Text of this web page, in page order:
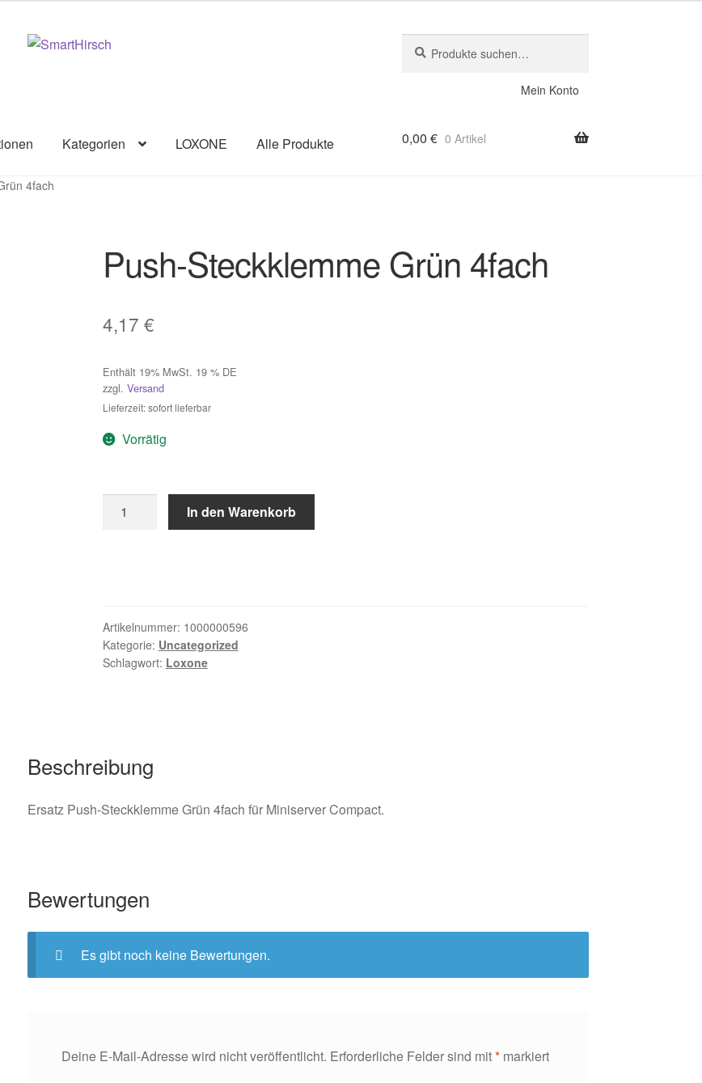
nach:
Mein Konto
Kategorien LOXONE Alle Produkte 0,00 € 0 Artikel
4fach
Push-Steckklemme Grün 4fach
4,17 €
Enthält 19% MwSt. 19 % DE
zzgl. Versand
Lieferzeit: sofort lieferbar
Vorrätig
In den Warenkorb
Artikelnummer: 1000000596
Kategorie: Uncategorized
Schlagwort: Loxone
Beschreibung
Ersatz Push-Steckklemme Grün 4fach für Miniserver Compact.
Bewertungen
Es gibt noch keine Bewertungen.
Deine E-Mail-Adresse wird nicht veröffentlicht. Erforderliche Felder sind mit*markiert